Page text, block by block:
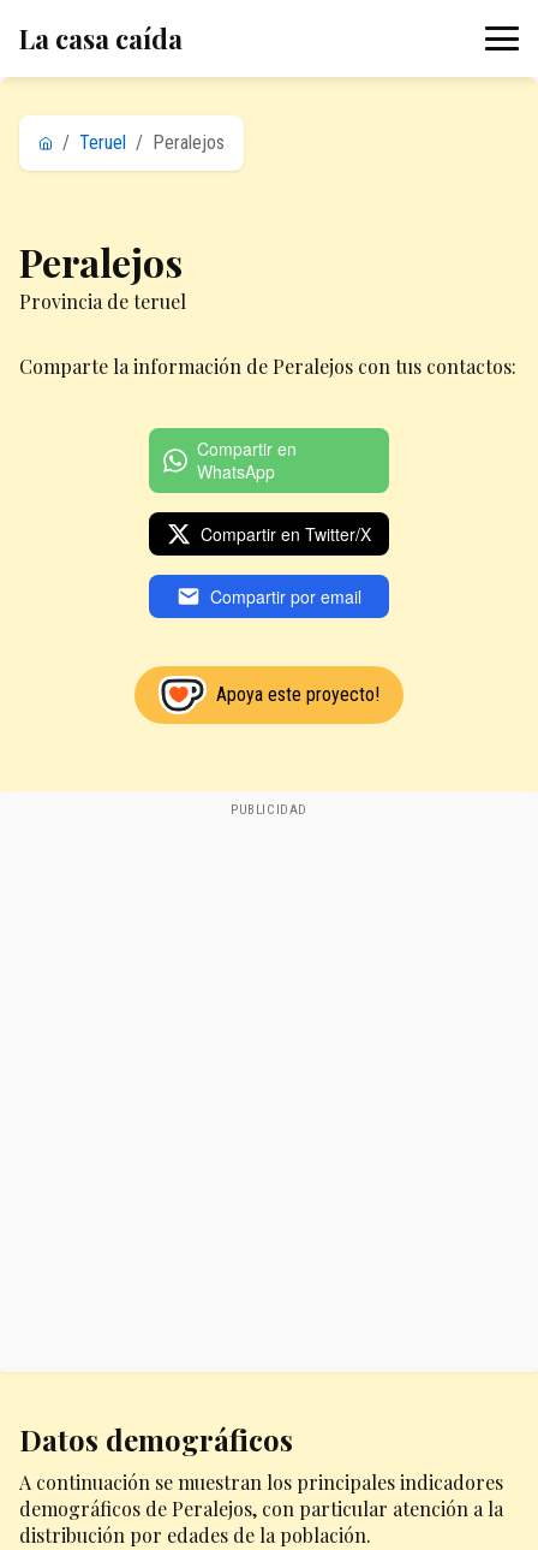
La casa caída
/ Teruel / Peralejos
Peralejos
Provincia de teruel
Comparte la información de Peralejos con tus contactos:
Compartir en
WhatsApp
Compartir en Twitter/X
Compartir por email
Apoya este proyecto!
PUBLICIDAD
Datos demográficos
A continuación se muestran los principales indicadores
demográficos de Peralejos, con particular atención a la
distribución por edades de la población.